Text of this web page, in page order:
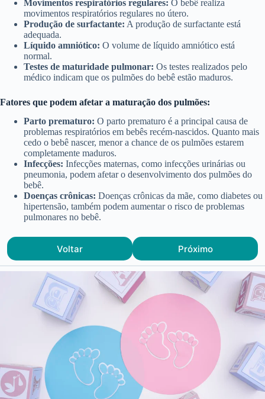
Movimentos respiratórios regulares: O bebê realiza
movimentos respiratórios regulares no útero.
Produção de surfactante: A produção de surfactante está
adequada.
Líquido amniótico: O volume de líquido amniótico está
normal.
Testes de maturidade pulmonar: Os testes realizados pelo
médico indicam que os pulmões do bebê estão maduros.
Fatores que podem afetar a maturação dos pulmões:
Parto prematuro: O parto prematuro é a principal causa de
problemas respiratórios em bebês recém-nascidos. Quanto mais
cedo o bebê nascer, menor a chance de os pulmões estarem
completamente maduros.
Infecções: Infecções maternas, como infecções urinárias ou
pneumonia, podem afetar o desenvolvimento dos pulmões do
bebê.
Doenças crônicas: Doenças crônicas da mãe, como diabetes ou
hipertensão, também podem aumentar o risco de problemas
pulmonares no bebê.
Voltar Próximo